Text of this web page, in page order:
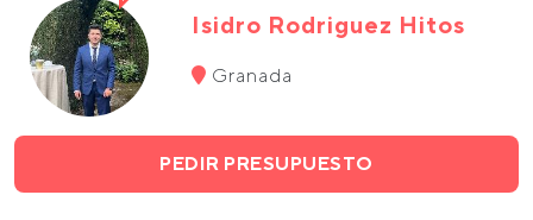
Isidro Rodriguez Hitos
Granada
PEDIR PRESUPUESTO